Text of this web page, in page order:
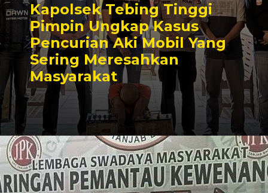
Kapolsek Tebing Tinggi
Pimpin Ungkap Kasus
Pencurian Aki Mobil Yang
Sering Meresahkan
Masyarakat